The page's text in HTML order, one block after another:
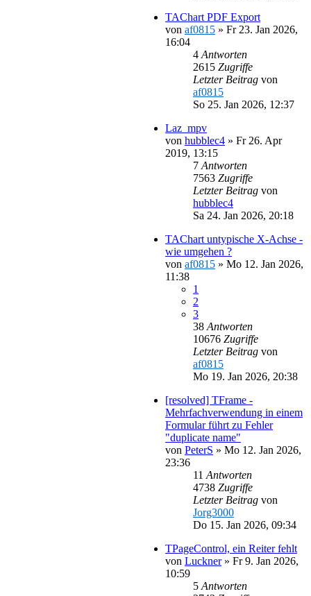
TAChart PDF Export
von af0815 » Fr 23. Jan 2026,
16:04
4 Antworten
2615 Zugriffe
Letzter Beitrag von
af0815
So 25. Jan 2026, 12:37
Laz_mpv
von hubblec4 » Fr 26. Apr
2019, 13:15
7 Antworten
7563 Zugriffe
Letzter Beitrag von
hubblec4
Sa 24. Jan 2026, 20:18
TAChart untypische X-Achse -
wie umgehen ?
von af0815 » Mo 12. Jan 2026,
11:38
1
2
3
38 Antworten
10676 Zugriffe
Letzter Beitrag von
af0815
Mo 19. Jan 2026, 20:38
[resolved] TFrame -
Mehrfachverwendung in einem
Formular führt zu Fehler
"duplicate name"
von PeterS » Mo 12. Jan 2026,
23:36
11 Antworten
4738 Zugriffe
Letzter Beitrag von
Jorg3000
Do 15. Jan 2026, 09:34
TPageControl, ein Reiter fehlt
von Luckner» Fr 9. Jan 2026,
10:59
5 Antworten